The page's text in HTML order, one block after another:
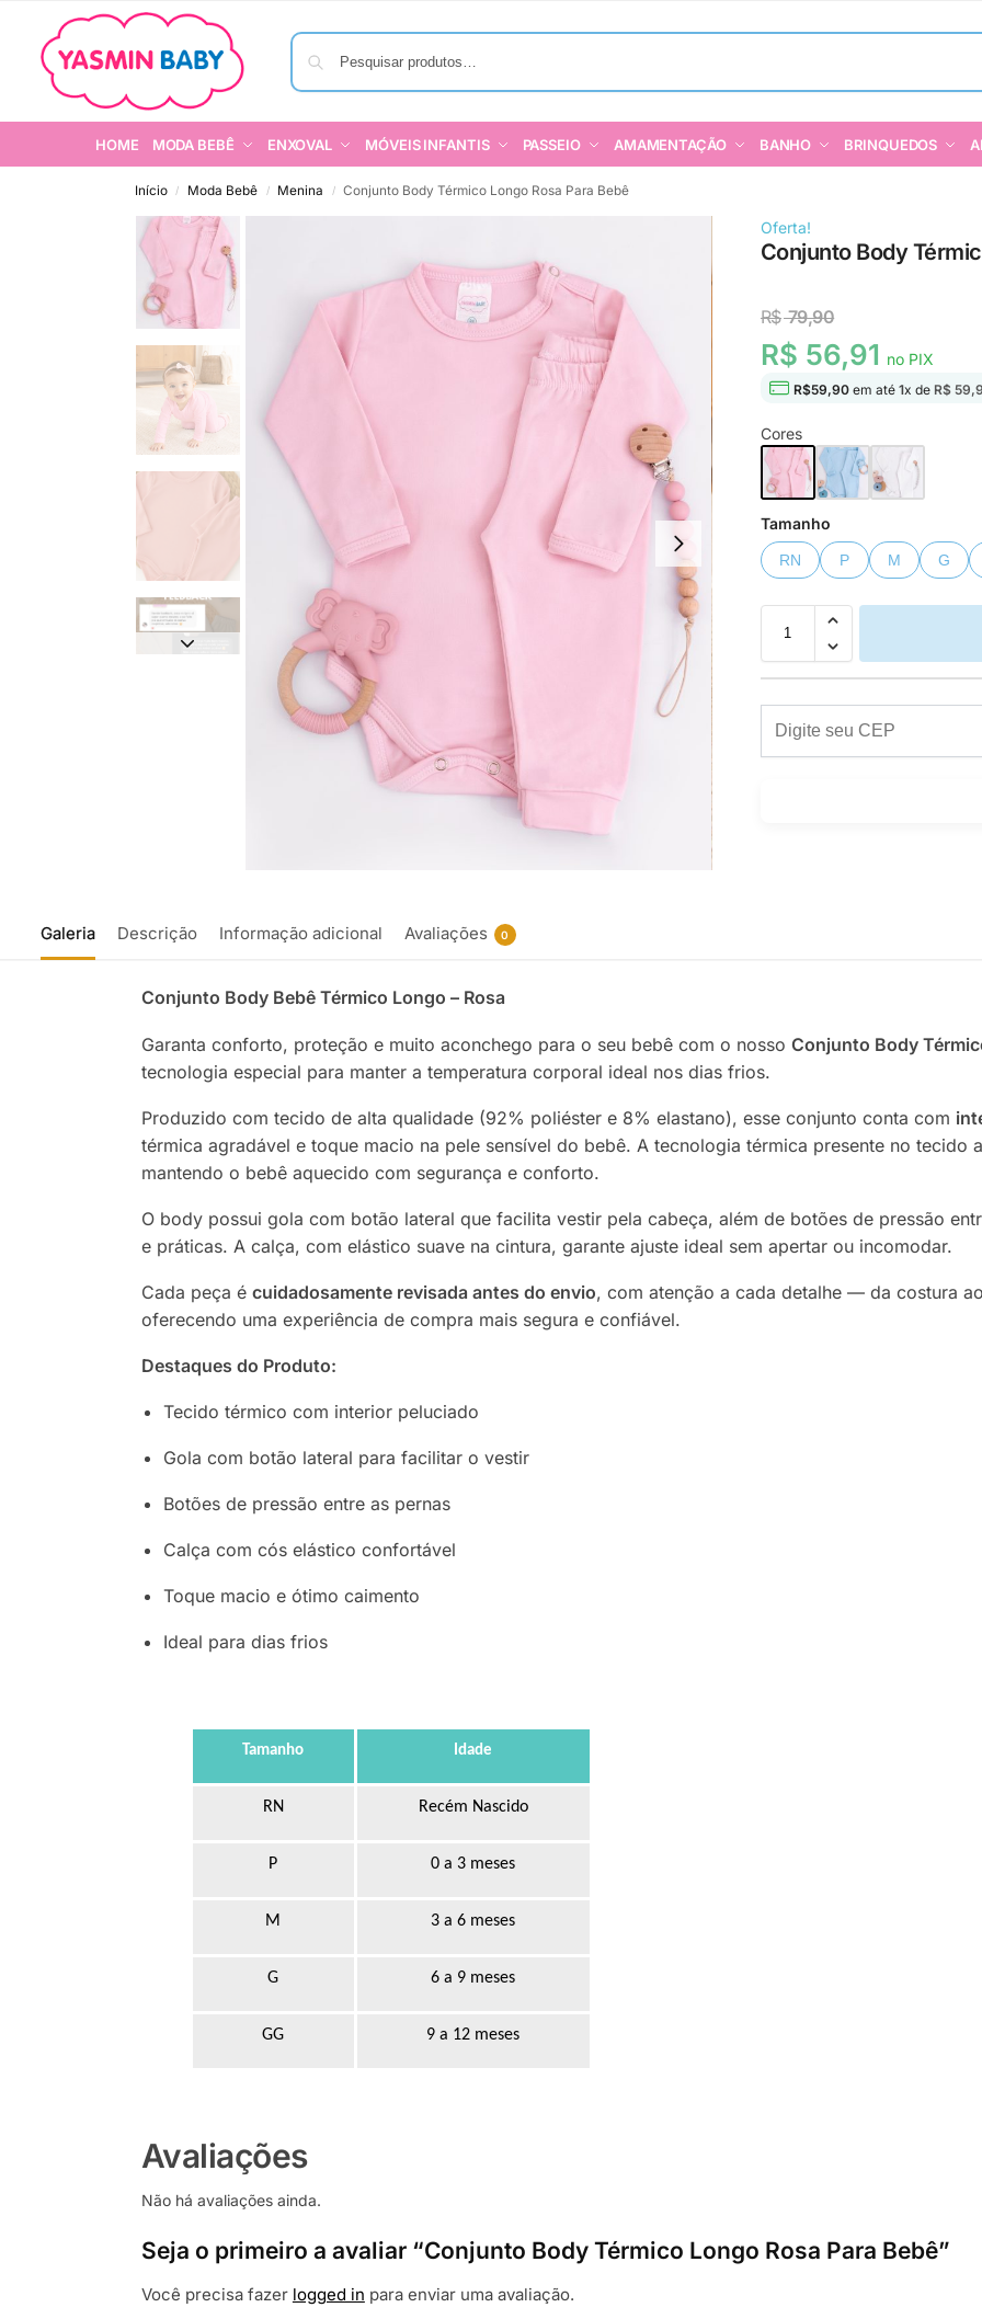
HOME MODA BEBÊ ENXOVAL MÓVEIS INFANTIS PASSEIO AMAMENTAÇÃO BANHO BRINQUEDOS
Início / Moda Bebê / Menina / Conjunto Body Térmico Longo Rosa Para Bebê
Oferta!
Conjunto Body
R$79,90
R$ 56,91 no PIX
R$59,90em até 1x de R$
Cores
Tamanho
RN P M G
Galeria Descrição Informação adicional Avaliações 0
Conjunto Body Bebê Térmico Longo – Rosa
Garanta conforto, proteção e muito aconchego para o seu bebê com o nosso Conjunto Body
tecnologia especial para manter a temperatura corporal ideal nos dias frios.
Produzido com tecido de alta qualidade (92% poliéster e 8% elastano), esse conjunto conta com
térmica agradável e toque macio na pele sensível do bebê. A tecnologia térmica presente no tecido
mantendo o bebê aquecido com segurança e conforto.
O body possui gola com botão lateral que facilita vestir pela cabeça, além de botões de pressão
e práticas. A calça, com elástico suave na cintura, garante ajuste ideal sem apertar ou incomodar.
Cada peça é cuidadosamente revisada antes do envio, com atenção a cada detalhe — da costura
oferecendo uma experiência de compra mais segura e confiável.
Destaques do Produto:
Tecido térmico com interior peluciado
Gola com botão lateral para facilitar o vestir
Botões de pressão entre as pernas
Calça com cós elástico confortável
Toque macio e ótimo caimento
Ideal para dias frios
Tamanho Idade
RN Recém Nascido
P 0 a 3 meses
M 3 a 6 meses
G 6 a 9 meses
GG 9 a 12 meses
Avaliações
Não há avaliações ainda.
Seja o primeiro a avaliar “Conjunto Body Térmico Longo Rosa Para Bebê”
Você precisa fazer logged in para enviar uma avaliação.